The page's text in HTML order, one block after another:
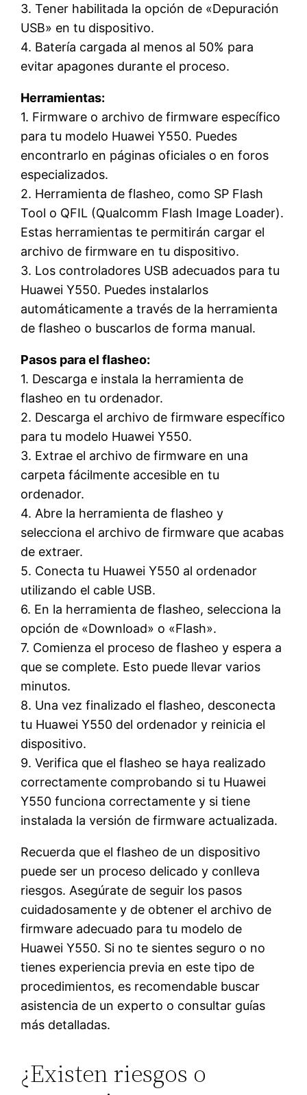
3. Tener habilitada la opción de «Depuración
USB» en tu dispositivo.
4. Batería cargada al menos al 50% para
evitar apagones durante el proceso.
Herramientas:
1. Firmware o archivo de firmware específico
para tu modelo Huawei Y550. Puedes
encontrarlo en páginas oficiales o en foros
especializados.
2. Herramienta de flasheo, como SP Flash
Tool o QFIL (Qualcomm Flash Image Loader).
Estas herramientas te permitirán cargar el
archivo de firmware en tu dispositivo.
3. Los controladores USB adecuados para tu
Huawei Y550. Puedes instalarlos
automáticamente a través de la herramienta
de flasheo o buscarlos de forma manual.
Pasos para el flasheo:
1. Descarga e instala la herramienta de
flasheo en tu ordenador.
2. Descarga el archivo de firmware específico
para tu modelo Huawei Y550.
3. Extrae el archivo de firmware en una
carpeta fácilmente accesible en tu
ordenador.
4. Abre la herramienta de flasheo y
selecciona el archivo de firmware que acabas
de extraer.
5. Conecta tu Huawei Y550 al ordenador
utilizando el cable USB.
6. En la herramienta de flasheo, selecciona la
opción de «Download» o «Flash».
7. Comienza el proceso de flasheo y espera a
que se complete. Esto puede llevar varios
minutos.
8. Una vez finalizado el flasheo, desconecta
tu Huawei Y550 del ordenador y reinicia el
dispositivo.
9. Verifica que el flasheo se haya realizado
correctamente comprobando si tu Huawei
Y550 funciona correctamente y si tiene
instalada la versión de firmware actualizada.
Recuerda que el flasheo de un dispositivo
puede ser un proceso delicado y conlleva
riesgos. Asegúrate de seguir los pasos
cuidadosamente y de obtener el archivo de
firmware adecuado para tu modelo de
Huawei Y550. Si no te sientes seguro o no
tienes experiencia previa en este tipo de
procedimientos, es recomendable buscar
asistencia de un experto o consultar guías
más detalladas.
¿Existen riesgos o